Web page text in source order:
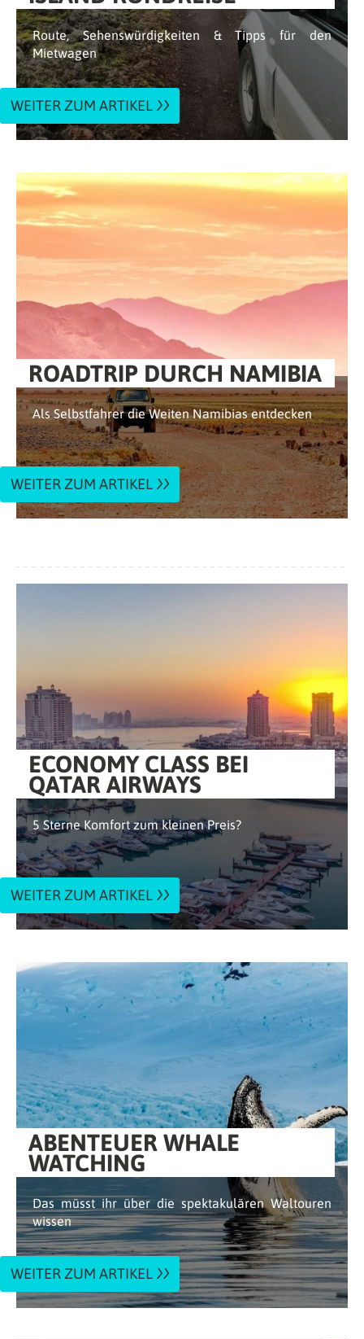
Route, Sehenswürdigkeiten & Tipps für den
Mietwagen
WEITER ZUM ARTIKEL
ROADTRIP DURCH NAMIBIA
Als Selbstfahrer die Weiten Namibias entdecken
WEITER ZUM ARTIKEL
ECONOMY CLASS BEI
QATAR AIRWAYS
5 Sterne Komfort zum kleinen Preis?
WEITER ZUM ARTIKEL
ABENTEUER WHALE
WATCHING
Das müsst ihr über die spektakulären Waltouren
wissen
WEITER ZUM ARTIKEL